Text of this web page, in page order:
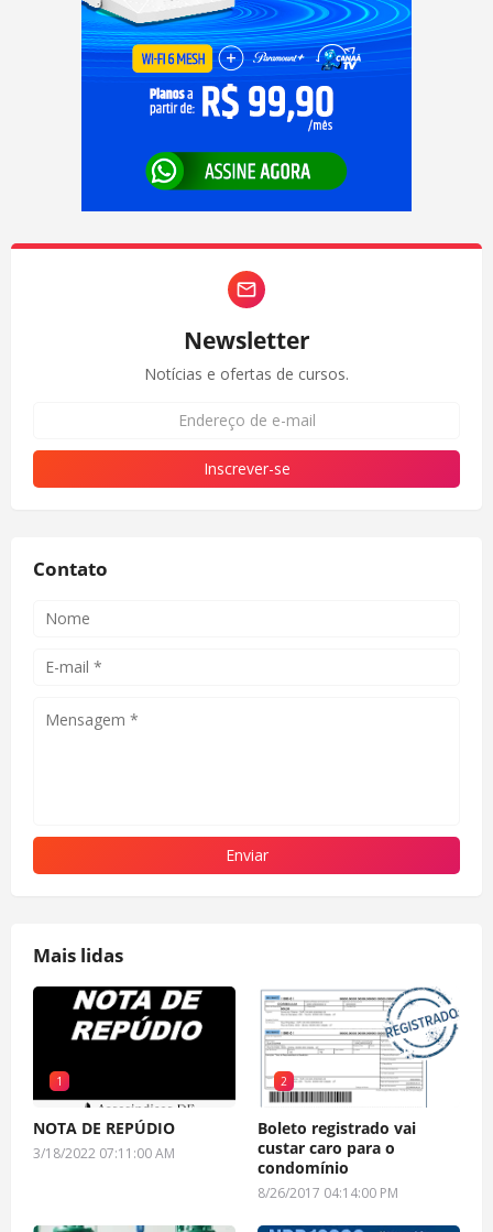
Newsletter
Notícias e ofertas de cursos.
Contato
Mais lidas
1
NOTA DE REPÚDIO
3/18/2022 07:11:00 AM
2
Boleto registrado vai
custar caro para o
condomínio
8/26/2017 04:14:00 PM